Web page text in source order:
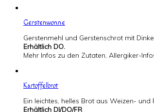
Gerstenwonne
Gerstenmehl und Gerstenschrot mit
Erhältlich DO.
Mehr Infos zu den Zutaten, Allergiker-
Kartoffelbrot
Ein leichtes, helles Brot aus Weizen-
Erhältlich DI/DO/FR